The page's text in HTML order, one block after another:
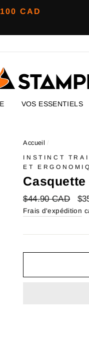
CAD
VOS ESSENTIELS
Accueil /
INSTINCT
ET
Casquette
Prix
régulier
$44.90 CAD
Frais d'expédition